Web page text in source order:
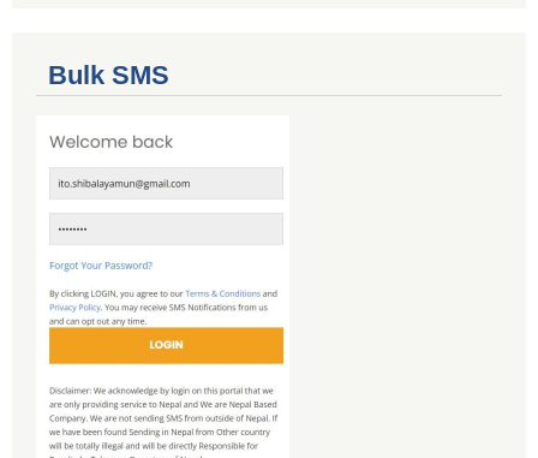
Bulk SMS